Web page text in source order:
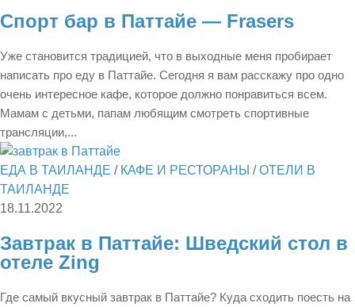
Спорт бар в Паттайе — Frasers
Уже становится традицией, что в выходные меня пробирает
написать про еду в Паттайе. Сегодня я вам расскажу про одно
очень интересное кафе, которое должно понравиться всем.
Мамам с детьми, папам любящим смотреть спортивные
трансляции,...
ЕДА В ТАИЛАНДЕ / КАФЕ И РЕСТОРАНЫ /ОТЕЛИ В
ТАИЛАНДЕ
18.11.2022
Завтрак в Паттайе: Шведский стол в
отеле Zing
Где самый вкусный завтрак в Паттайе? Куда сходить поесть на